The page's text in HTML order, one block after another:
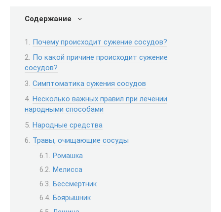
Содержание
Почему происходит сужение сосудов?
По какой причине происходит сужение
сосудов?
Симптоматика сужения сосудов
Несколько важных правил при лечении
народными способами
Народные средства
Травы, очищающие сосуды
Ромашка
Мелисса
Бессмертник
Боярышник